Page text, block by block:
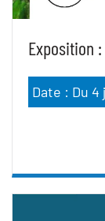
Exposition
Date : Du